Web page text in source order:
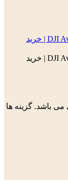
می باشد. گزینه ها